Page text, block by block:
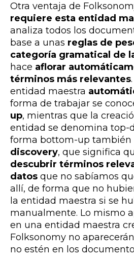
Otra ventaja de
requiere esta entidad
analiza todos los
base a unas reglas de
categoría gramatical de
hace aflorar
términos más relevantes
entidad maestra
forma de trabajar se
up, mientras que la
entidad se denomina top-
forma bottom-up también
discovery, que significa
descubrir términos
datos que no sabíamos
allí, de forma que no
la entidad maestra si se
manualmente. Lo mismo
en una entidad maestra
Folksonomy no
no estén en los